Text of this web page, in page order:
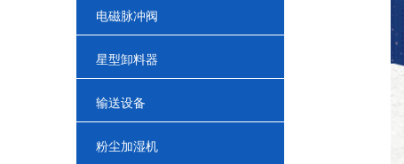
电磁脉冲阀
星型卸料器
输送设备
粉尘加湿机